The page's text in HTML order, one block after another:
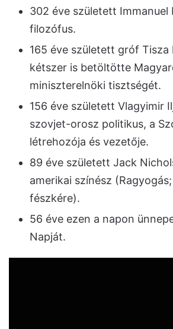
302 éve született Immanuel
filozófus.
165 éve született gróf Tisza
kétszer is betöltötte
miniszterelnöki tisztségét.
156 éve született Vlagyimir
szovjet-orosz politikus, a
létrehozója és vezetője.
89 éve született Jack
amerikai színész
fészkére).
56 éve ezen a napon
Napját.